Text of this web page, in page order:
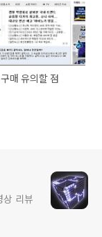
매 유의할 점
상 리뷰